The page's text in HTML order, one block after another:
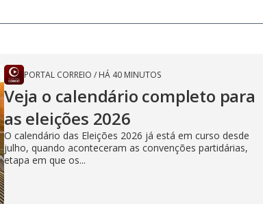
PORTAL CORREIO / HÁ 40 MINUTOS
Veja o calendário completo para
as eleições 2026
O calendário das Eleições 2026 já está em curso desde
julho, quando aconteceram as convenções partidárias,
etapa em que os...